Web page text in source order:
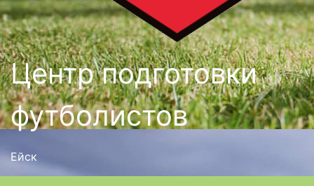
Центр подготовки
футболистов
Ейск